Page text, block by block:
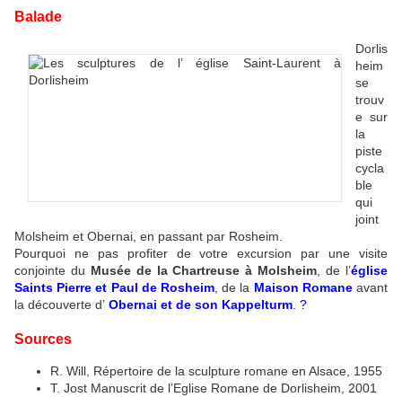
Balade
Dorlis
heim
se
trouv
e sur
la
piste
cycla
ble
qui
joint
Molsheim et Obernai, en passant par Rosheim.
Pourquoi ne pas profiter de votre excursion par une visite
conjointe du Musée de la Chartreuse à Molsheim, de l’église
Saints Pierre et Paul de Rosheim, de la Maison Romaneavant
la découverte d’ Obernai et de son Kappelturm. ?
Sources
R. Will, Répertoire de la sculpture romane en Alsace, 1955
T. Jost Manuscrit de l’Eglise Romane de Dorlisheim, 2001